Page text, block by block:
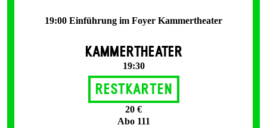
19:00 Einführung im Foyer Kammertheater
KAMMERTHEATER
19:30
Restkarten
20 €
Abo 111